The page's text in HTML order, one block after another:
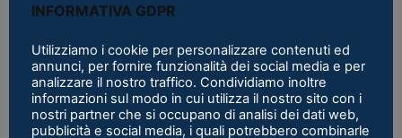
e video recensione (PCVR)
Ufficiale: Microsoft Flight
Simulator avrà il supporto VR,
INFORMATIVA GDPR
Utilizziamo i cookie per personalizzare contenuti ed
annunci, per fornire funzionalità dei social media e per
analizzare il nostro traffico. Condividiamo inoltre
informazioni sul modo in cui utilizza il nostro sito con i
nostri partner che si occupano di analisi dei dati web,
pubblicità e social media, i quali potrebbero combinarle